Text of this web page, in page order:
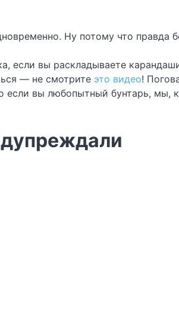
если вы раскладываете
— не смотрите это видео!
вы любопытный бунтарь, мы,